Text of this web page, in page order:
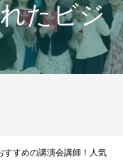
たビジ
すすめの講演会講師！人気